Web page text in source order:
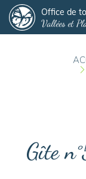
Office de
Vallées et
Gîte
Panneau de